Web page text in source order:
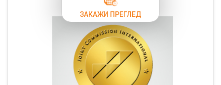
ЗАКАЖИ ПРЕГЛЕД